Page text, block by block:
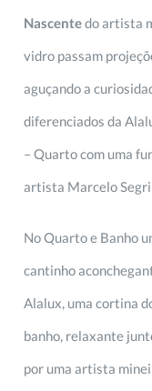
Nascentedo artista
vidro passam
aguçando a
diferenciados da
– Quarto com uma
artista Marcelo
No Quarto e Banho
cantinho
Alalux, uma cortina
banho, relaxante
por uma artista